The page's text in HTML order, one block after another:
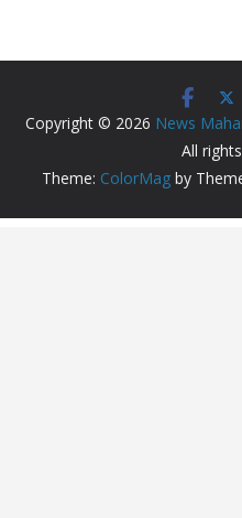
Copyright © 2026 News
All
Theme: ColorMag by